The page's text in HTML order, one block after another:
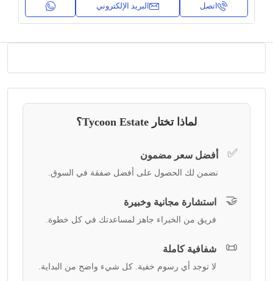
اتصل البريد الإلكتروني
لماذا تختار Tycoon Estate؟
✅ أفضل سعر مضمون
نضمن لك الحصول على أفضل صفقة في السوق.
🤝 استشارة مجانية وخبيرة
فريق من الخبراء جاهز لمساعدتك في كل خطوة.
📜 شفافية كاملة
لا توجد أي رسوم خفية. كل شيء واضح من البداية.